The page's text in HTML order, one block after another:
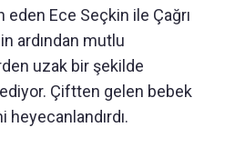
eden Ece Seçkin ile Çağrı
ardından mutlu
uzak bir şekilde
Çiftten gelen bebek